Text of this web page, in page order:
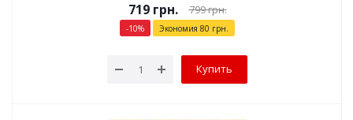
719грн. 799грн.
-10% Экономия 80 грн.
Купить